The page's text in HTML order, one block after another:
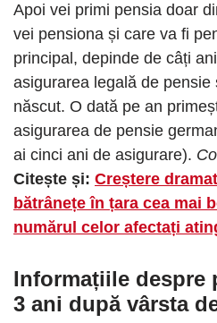
Apoi vei primi pensia doar
vei pensiona și care va fi
principal, depinde de câți
asigurarea legală de
născut. O dată pe an
asigurarea de pensie
ai cinci ani de asigurare).
Citește și: Creștere
bătrânețe în țara cea mai
numărul celor afectați
Informațiile despre
3 ani după vârsta